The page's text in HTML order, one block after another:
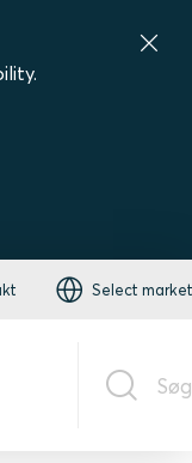
Select market
Søg